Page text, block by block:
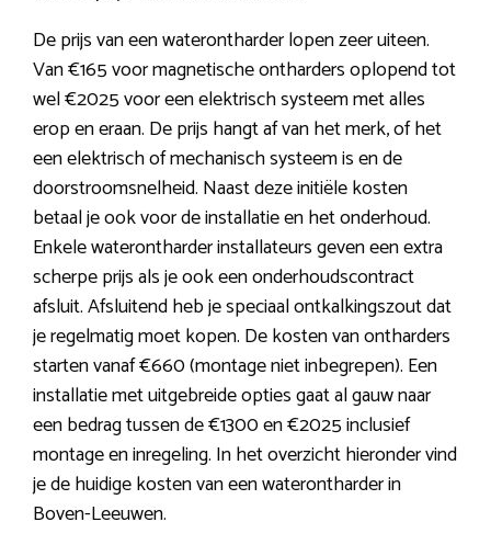
De prijs van een waterontharder lopen zeer uiteen.
Van €165 voor magnetische ontharders oplopend tot
wel €2025 voor een elektrisch systeem met alles
erop en eraan. De prijs hangt af van het merk, of het
een elektrisch of mechanisch systeem is en de
doorstroomsnelheid. Naast deze initiële kosten
betaal je ook voor de installatie en het onderhoud.
Enkele waterontharder installateurs geven een extra
scherpe prijs als je ook een onderhoudscontract
afsluit. Afsluitend heb je speciaal ontkalkingszout dat
je regelmatig moet kopen. De kosten van ontharders
starten vanaf €660 (montage niet inbegrepen). Een
installatie met uitgebreide opties gaat al gauw naar
een bedrag tussen de €1300 en €2025 inclusief
montage en inregeling. In het overzicht hieronder vind
je de huidige kosten van een waterontharder in
Boven-Leeuwen.